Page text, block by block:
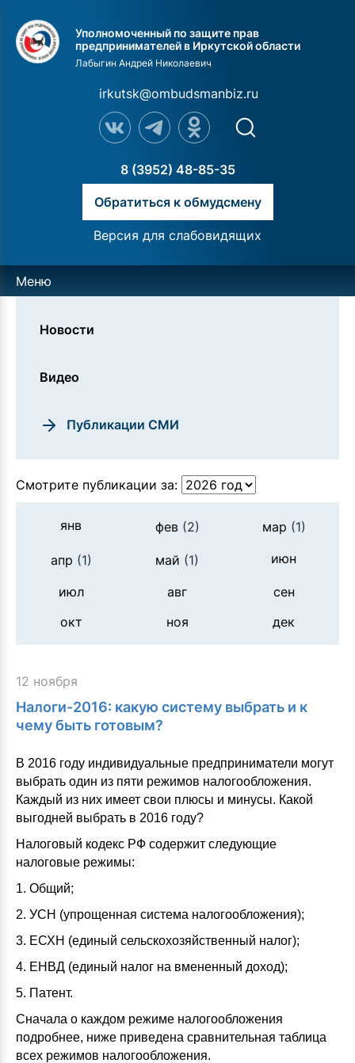
Уполномоченный по защите прав
предпринимателей в Иркутской области
Лабыгин Андрей Николаевич
irkutsk@ombudsmanbiz.ru
8 (3952) 48-85-35
Обратиться к обмудсмену
Версия для слабовидящих
Меню
Новости
Видео
Публикации СМИ
Смотрите публикации за:
янв фев(2) мар (1)
апр (1) май (1) июн
июл авг
сен
окт
ноя дек
12 ноября
Налоги-2016: какую систему выбрать и к
чему быть готовым?
В 2016 году индивидуальные предприниматели могут
выбрать один из пяти режимов налогообложения.
Каждый из них имеет свои плюсы и минусы. Какой
выгодней выбрать в 2016 году?
Налоговый кодекс РФ содержит следующие
налоговые режимы:
1. Общий;
2. УСН (упрощенная система налогообложения);
3. ЕСХН (единый сельскохозяйственный налог);
4. ЕНВД (единый налог на вмененный доход);
5. Патент.
Сначала о каждом режиме налогообложения
подробнее, ниже приведена сравнительная таблица
всех режимов налогообложения.